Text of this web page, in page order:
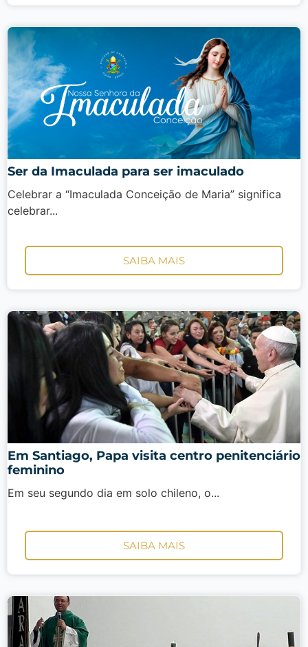
Ser da Imaculada para ser imaculado
Celebrar a “Imaculada Conceição de Maria” significa
celebrar...
SAIBA MAIS
Em Santiago, Papa visita centro penitenciário
feminino
Em seu segundo dia em solo chileno, o...
SAIBA MAIS